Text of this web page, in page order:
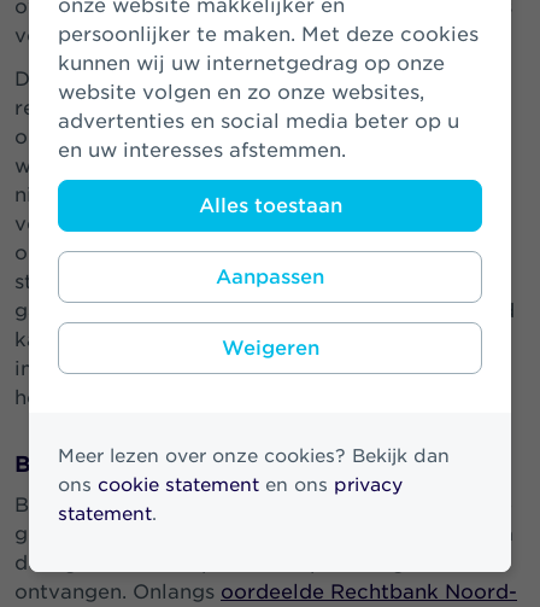
onze website makkelijker en
persoonlijker te maken. Met deze cookies
kunnen wij uw internetgedrag op onze
website volgen en zo onze websites,
advertenties en social media beter op u
en uw interesses afstemmen.
Alles toestaan
Aanpassen
Weigeren
Meer lezen over onze cookies? Bekijk dan
ons cookie statement en ons privacy
statement.
overdrachtsbelasting van de woningwaardegrens
voor de startersvrijstelling aangekondigd.
Daarnaast is een regeling aangekondigd hoe
rekening te houden met onvoorziene
omstandigheden die zich voordoen voordat de
woning in bezit wordt verkregen, terwijl de koop
niet meer ontbonden kan worden. Naar
verwachting maakt het kabinet hiermee duidelijk
op welke wijze in onvoorziene gevallen een
starter de woning toch niet als hoofdverblijf kan
gaan gebruiken en het starterstarief toch in stand
kan blijven. Voor de startersvrijstelling is het
immers noodzakelijk dat de woning als
hoofdverblijf wordt gebruikt.
Box 3
Box 3, inkomsten uit sparen en beleggen, blijft de
gemoederen bezig houden, zeker als het gaat om
de lage rente die spaarders op hun tegoed
ontvangen. Onlangs oordeelde Rechtbank Noord-